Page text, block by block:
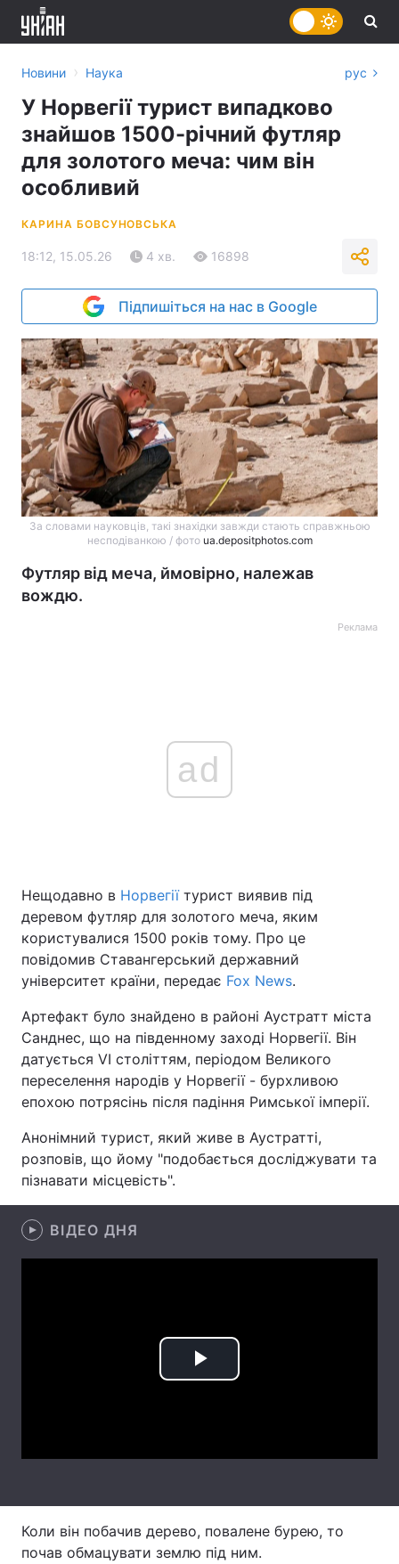
Україна Політика
Економіка Світ
Спорт Наука
Зброя Інциденти
Здоров'я Туризм
Цікавинки Погода
Екологія
Лонгріди
Новини › Наука рус
У Норвегії турист випадково
знайшов 1500-річний футляр
для золотого меча: чим він
особливий
КАРИНА БОВСУНОВСЬКА
18:12, 15.05.26 4 хв. 16898
Підпишіться на нас в Google
За словами науковців, такі знахідки завжди стають справжньою
несподіванкою / фото ua.depositphotos.com
Футляр від меча, ймовірно, належав
вождю.
Реклама
ad
Нещодавно в Норвегіїтурист виявив під
деревом футляр для золотого меча, яким
користувалися 1500 років тому. Про це
повідомив Ставангерський державний
університет країни, передає Fox News.
Артефакт було знайдено в районі Аустратт міста
Санднес, що на південному заході Норвегії. Він
датується VI століттям, періодом Великого
переселення народів у Норвегії - бурхливою
епохою потрясінь після падіння Римської імперії.
Анонімний турист, який живе в Аустратті,
розповів, що йому "подобається досліджувати та
пізнавати місцевість".
ВІДЕО ДНЯ
Play
Коли він побачив дерево, повалене бурею, то
почав обмацувати землю під ним.